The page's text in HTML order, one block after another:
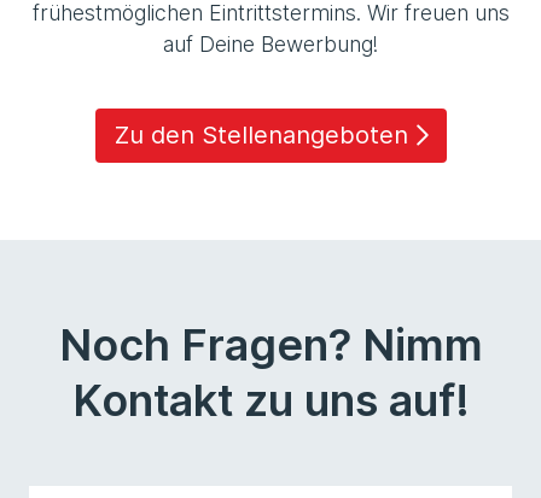
frühestmöglichen Eintrittstermins. Wir freuen uns
auf Deine Bewerbung!
Zu den Stellenangeboten
Noch Fragen? Nimm
Kontakt zu uns auf!